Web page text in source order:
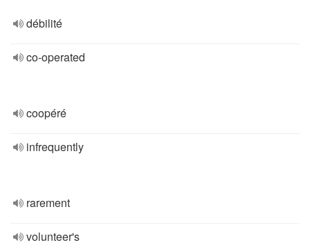
débilité
co-operated
coopéré
infrequently
rarement
volunteer's